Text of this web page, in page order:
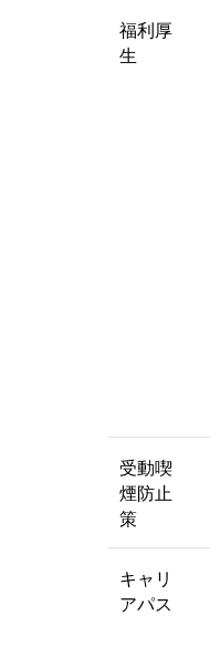
福利厚
生
受動喫
煙防止
策
キャリ
アパス